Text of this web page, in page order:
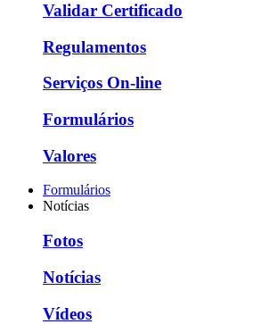
Validar Certificado
Regulamentos
Serviços On-line
Formulários
Valores
Formulários
Notícias
Fotos
Notícias
Vídeos